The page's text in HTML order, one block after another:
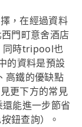
，在經過資料
門町意舍酒店
同時tripool也
的資料是預設
高鐵的優缺點
更下方的常見
能進一步節省
鈕查詢）。